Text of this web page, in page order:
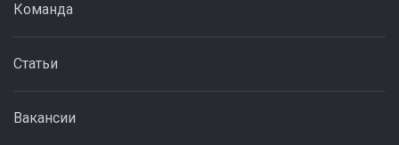
Команда
Статьи
Вакансии